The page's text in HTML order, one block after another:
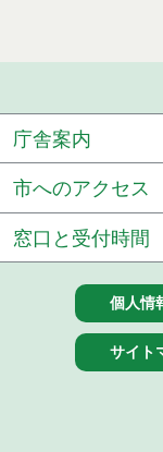
令和７年
令和7年７
令和7年６
令和7年５
令和７年４
果
令和7年４
庁舎案内
市へのアクセス
窓口と受付時間
個人情
サイト